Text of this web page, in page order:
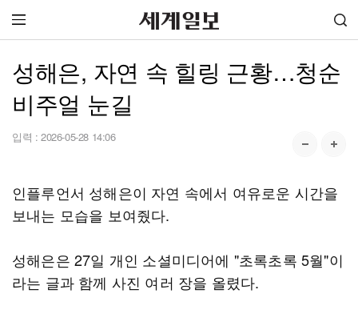
성해은, 자연 속 힐링 근황…청순
비주얼 눈길
입력 : 2026-05-28 14:06
인플루언서 성해은이 자연 속에서 여유로운 시간을
보내는 모습을 보여줬다.
성해은은 27일 개인 소셜미디어에 "초록초록 5월"이
라는 글과 함께 사진 여러 장을 올렸다.